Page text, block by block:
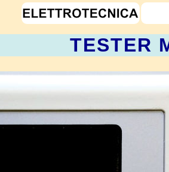
TESTER